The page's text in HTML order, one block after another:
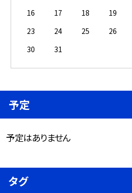
16
17 18 19
23
24 25 26
30
31
予定
予定はありません
タグ